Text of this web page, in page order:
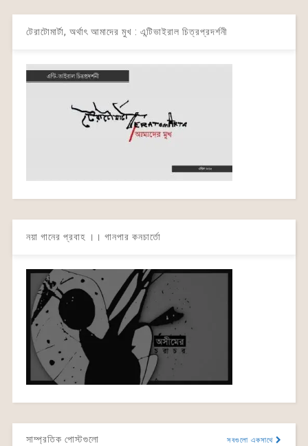
টেরাটোমার্টা, অর্থাৎ আমাদের মুখ : এন্টিভাইরাল চিত্রপ্রদর্শনী
নয়া গানের প্রবাহ ।। গানপার কনচার্তো
সাম্প্রতিক পোস্টগুলো সবগুলো একসাথে